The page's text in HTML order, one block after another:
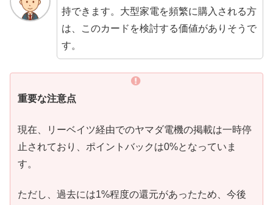
持できます。大型家電を頻繁に購入される方
は、このカードを検討する価値がありそうで
す。
重要な注意点
現在、リーベイツ経由でのヤマダ電機の掲載は一時停
止されており、ポイントバックは0%となっていま
す。
ただし、過去には1%程度の還元があったため、今後